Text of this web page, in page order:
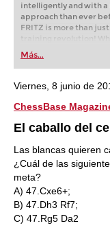
intelligently and with
approach than ever
FRITZ is more than just
training revolution!
first steps into the
playing at a
train more efficiently,
more personalised
Más...
Viernes, 8 junio de
ChessBase
El caballo del
Las blancas quieren
¿Cuál de las
meta?
A) 47.Cxe6+;
B) 47.Dh3 Rf7;
C) 47.Rg5 Da2